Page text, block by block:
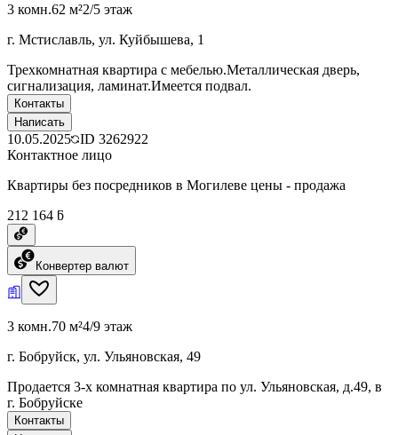
3 комн.62 м²2/5 этаж
г. Мстиславль, ул. Куйбышева, 1
Трехкомнатная квартира с мебелью.Металлическая дверь,
сигнализация, ламинат.Имеется подвал.
Контакты
Написать
10.05.2025 ID 3262922
Контактное лицо
Квартиры без посредников в Могилеве цены - продажа
212 164 ƃ
Конвертер валют
3 комн.70 м²4/9 этаж
г. Бобруйск, ул. Ульяновская, 49
Продается 3-х комнатная квартира по ул. Ульяновская, д.49, в
г. Бобруйске
Контакты